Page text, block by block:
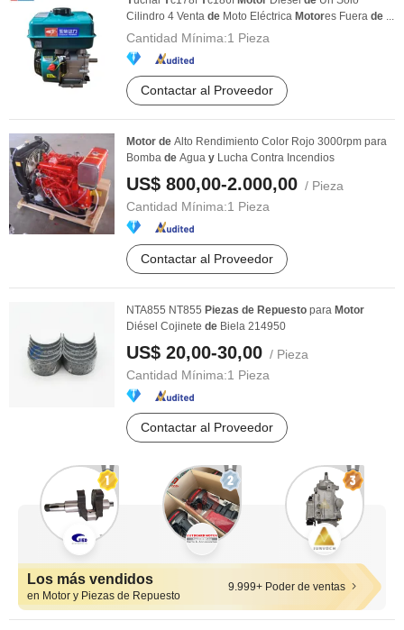
Cilindro 4 Venta de Moto Eléctrica Motores Fuera de ...
Cantidad Mínima:1 Pieza
Contactar al Proveedor
Motor de Alto Rendimiento Color Rojo 3000rpm para
Bomba de Agua y Lucha Contra Incendios
US$ 800,00-2.000,00 / Pieza
Cantidad Mínima:1 Pieza
Contactar al Proveedor
NTA855 NT855 Piezas de Repuesto para Motor
Diésel Cojinete de Biela 214950
US$ 20,00-30,00 / Pieza
Cantidad Mínima:1 Pieza
Contactar al Proveedor
Los más vendidos
en Motor y Piezas de Repuesto
9.999+ Poder de ventas